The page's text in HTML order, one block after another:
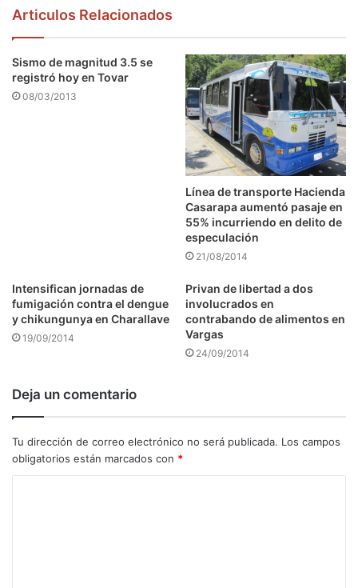
Articulos Relacionados
Sismo de magnitud 3.5 se
registró hoy en Tovar
08/03/2013
Línea de transporte Hacienda
Casarapa aumentó pasaje en
55% incurriendo en delito de
especulación
21/08/2014
Intensifican jornadas de
fumigación contra el dengue
y chikungunya en Charallave
19/09/2014
Privan de libertad a dos
involucrados en
contrabando de alimentos en
Vargas
24/09/2014
Deja un comentario
Tu dirección de correo electrónico no será publicada. Los campos
obligatorios están marcados con *